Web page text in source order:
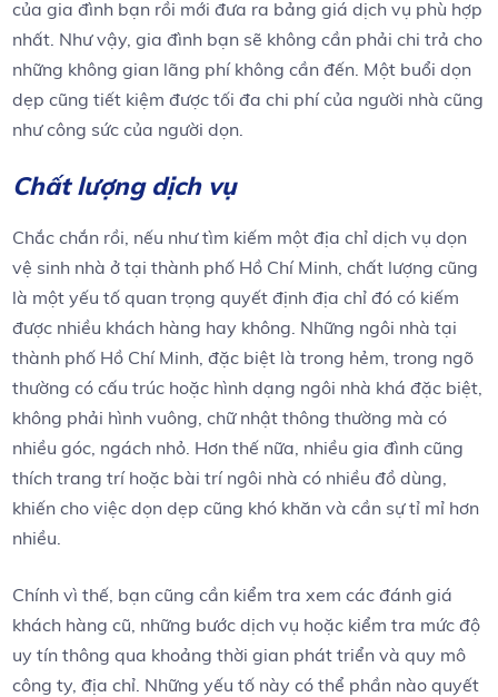
của gia đình bạn rồi mới đưa ra bảng giá dịch vụ phù hợp
nhất. Như vậy, gia đình bạn sẽ không cần phải chi trả cho
những không gian lãng phí không cần đến. Một buổi dọn
dẹp cũng tiết kiệm được tối đa chi phí của người nhà cũng
như công sức của người dọn.
Chất lượng dịch vụ
Chắc chắn rồi, nếu như tìm kiếm một địa chỉ dịch vụ dọn
vệ sinh nhà ở tại thành phố Hồ Chí Minh, chất lượng cũng
là một yếu tố quan trọng quyết định địa chỉ đó có kiếm
được nhiều khách hàng hay không. Những ngôi nhà tại
thành phố Hồ Chí Minh, đặc biệt là trong hẻm, trong ngõ
thường có cấu trúc hoặc hình dạng ngôi nhà khá đặc biệt,
không phải hình vuông, chữ nhật thông thường mà có
nhiều góc, ngách nhỏ. Hơn thế nữa, nhiều gia đình cũng
thích trang trí hoặc bài trí ngôi nhà có nhiều đồ dùng,
khiến cho việc dọn dẹp cũng khó khăn và cần sự tỉ mỉ hơn
nhiều.
Chính vì thế, bạn cũng cần kiểm tra xem các đánh giá
khách hàng cũ, những bước dịch vụ hoặc kiểm tra mức độ
uy tín thông qua khoảng thời gian phát triển và quy mô
công ty, địa chỉ. Những yếu tố này có thể phần nào quyết